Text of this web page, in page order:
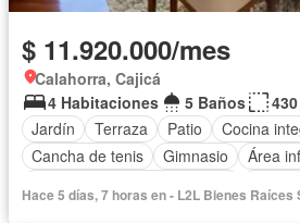
$ 11.920.000/mes
Calahorra, Cajicá
4 Habitaciones
5 Baños
Jardín
Terraza Patio Cocina
Cancha de tenis
Gimnasio
Área
Hace 5 días, 7 horas en - L2L Bienes Raíces